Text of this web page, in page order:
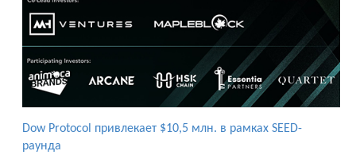
Dow Protocol привлекает $10,5 млн. в рамках SEED-
раунда